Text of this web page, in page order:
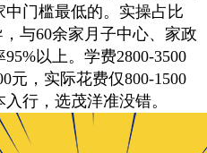
门槛最低的。实操占比
与60余家月子中心、家政
以上。学费2800-3500
元，实际花费仅800-1500
行，选茂洋准没错。